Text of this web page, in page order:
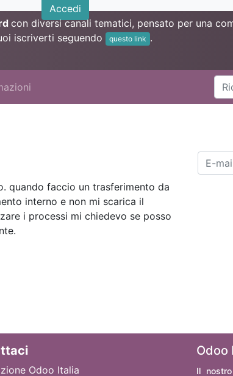
Accedi
con diversi canali tematici, pensato per una
iscriverti seguendo
questo link .
quando faccio un trasferimento da
interno e non mi scarica il
i processi mi chiedevo se posso
Odoo Italia
Odoo
Il